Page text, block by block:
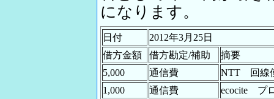
になります。
日付
2012年3月25日
借方金額
借方勘定/補助
摘要
5,000
通信費
NTT 回線
1,000
通信費 ecocite プ